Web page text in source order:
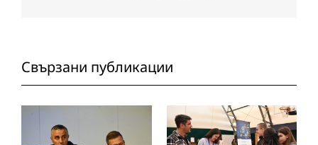
Свързани публикации